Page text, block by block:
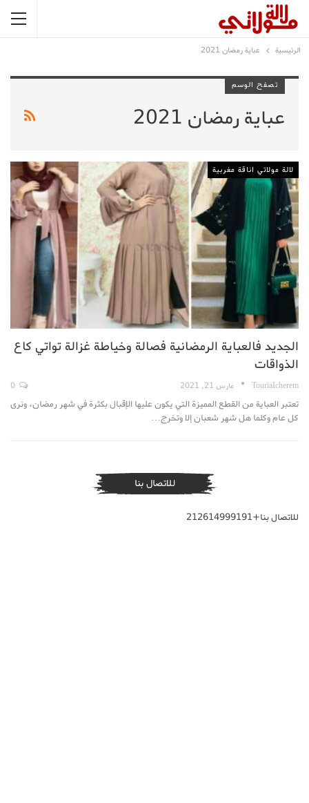
الرئيسية عباية رمضان 2021
تصفح الوسم
عباية رمضان 2021
لالة مولاتي اناقة مغربية
الجديد فالعباية الرمضانية فصالة وخياطة غزالة تواتي كاع
الذواقات
TouriaIcherem مارس 21, 2021
تعتبر العباية من القطع المميزة التي يكون عليها الإقبال بكثرة في شهر رمضان، ونرى
كل عام وكلما هل شهر شعبان إلا وتخرج…
للاتصال بنا
للاتصال بنا+212614999191